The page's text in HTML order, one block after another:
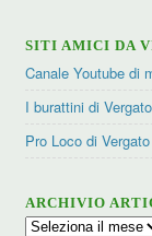
SITI AMICI DA
Canale Youtube di
I burattini di Vergato
Pro Loco di Vergato
ARCHIVIO
Archivio